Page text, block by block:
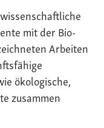
mit der Bio-
Arbeiten
ökologische,
zusammen